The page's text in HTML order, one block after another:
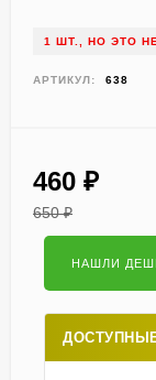
1 ШТ., НО ЭТО
АРТИКУЛ: 638
460 ₽
650₽